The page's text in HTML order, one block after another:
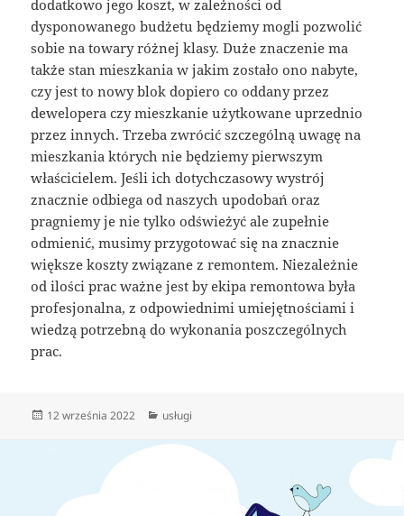
dodatkowo jego koszt, w zależności od
dysponowanego budżetu będziemy mogli pozwolić
sobie na towary różnej klasy. Duże znaczenie ma
także stan mieszkania w jakim zostało ono nabyte,
czy jest to nowy blok dopiero co oddany przez
dewelopera czy mieszkanie użytkowane uprzednio
przez innych. Trzeba zwrócić szczególną uwagę na
mieszkania których nie będziemy pierwszym
właścicielem. Jeśli ich dotychczasowy wystrój
znacznie odbiega od naszych upodobań oraz
pragniemy je nie tylko odświeżyć ale zupełnie
odmienić, musimy przygotować się na znacznie
większe koszty związane z remontem. Niezależnie
od ilości prac ważne jest by ekipa remontowa była
profesjonalna, z odpowiednimi umiejętnościami i
wiedzą potrzebną do wykonania poszczególnych
prac.
Data
12 września 2022 Kategorie
usługi